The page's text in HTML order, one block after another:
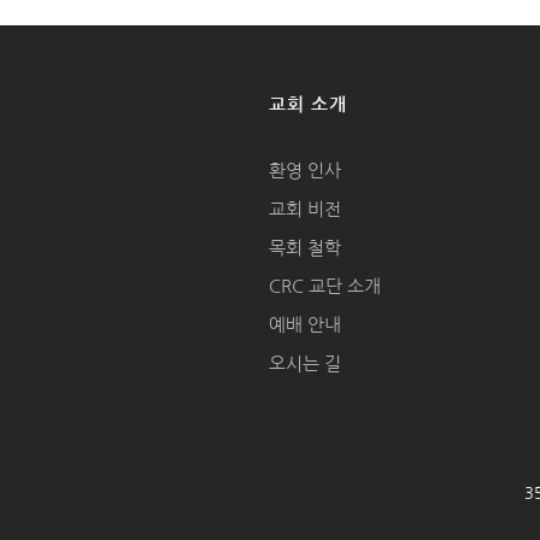
교회 소개
환영 인사
교회 비전
목회 철학
CRC 교단 소개
예배 안내
오시는 길